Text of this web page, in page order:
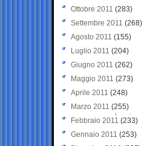
Ottobre 2011 (283)
Settembre 2011 (268)
Agosto 2011 (155)
Luglio 2011 (204)
Giugno 2011 (262)
Maggio 2011 (273)
Aprile 2011 (248)
Marzo 2011 (255)
Febbraio 2011 (233)
Gennaio 2011 (253)